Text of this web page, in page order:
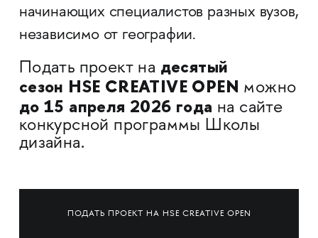
начинающих специалистов разных вузов,
независимо от географии.
Подать проект на десятый
сезон HSE CREATIVE OPEN можно
до 15 апреля 2026 года на сайте
конкурсной программы Школы
дизайна.
ПОДАТЬ ПРОЕКТ НА HSE CREATIVE OPEN